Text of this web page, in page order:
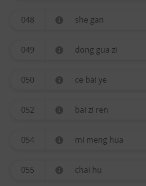
048 she gan
049 dong gua zi
050 ce bai ye
052 bai zi ren
054 mi meng hua
055 chai hu